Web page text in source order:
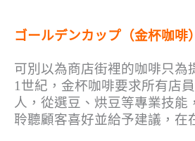
ゴールデンカップ（金杯咖啡）
可別以為商店街裡的咖啡只為
1世紀，金杯咖啡要求所有店
人，從選豆、烘豆等專業技能
聆聽顧客喜好並給予建議，在